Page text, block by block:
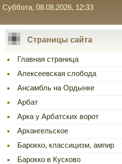
Суббота, 08.08.2026, 12:33
Страницы сайта
Главная страница
Алексеевская слобода
Ансамбль на Ордынке
Арбат
Арка у Арбатских ворот
Архангельское
Барокко, классицизм, ампир
Барокко в Кусково